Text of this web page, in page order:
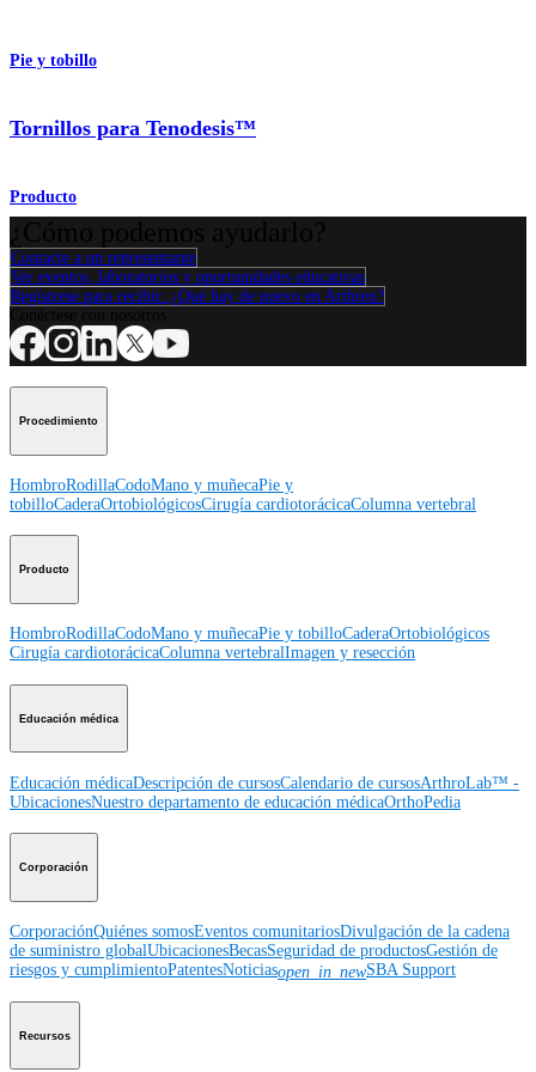
Pie y tobillo
Tornillos para Tenodesis™
Producto
Contacte a un representante
Ver eventos, laboratorios y oportunidades educativas
Regístrese para recibir: ¿Qué hay de nuevo en Arthrex?
Procedimiento
HombroRodillaCodoMano y muñecaPie y
tobilloCaderaOrtobiológicosCirugía cardiotorácicaColumna vertebral
Producto
HombroRodillaCodoMano y muñecaPie y tobilloCaderaOrtobiológicos
Cirugía cardiotorácicaColumna vertebralImagen y resección
Educación médica
Educación médicaDescripción de cursosCalendario de cursosArthroLab™ -
UbicacionesNuestro departamento de educación médicaOrthoPedia
Corporación
CorporaciónQuiénes somosEventos comunitariosDivulgación de la cadena
de suministro globalUbicacionesBecasSeguridad de productosGestión de
riesgos y cumplimientoPatentesNoticiasopen_in_newSBA Support
Recursos